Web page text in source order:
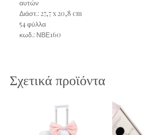
αυτών
Διάστ.: 27,7 x 20,8 cm
54 φύλλα
κωδ.: ΝΒΕ160
Σχετικά προϊόντα